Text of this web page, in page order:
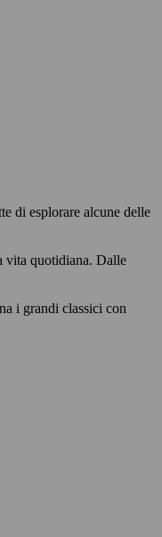
di esplorare alcune delle
vita quotidiana. Dalle
i grandi classici con